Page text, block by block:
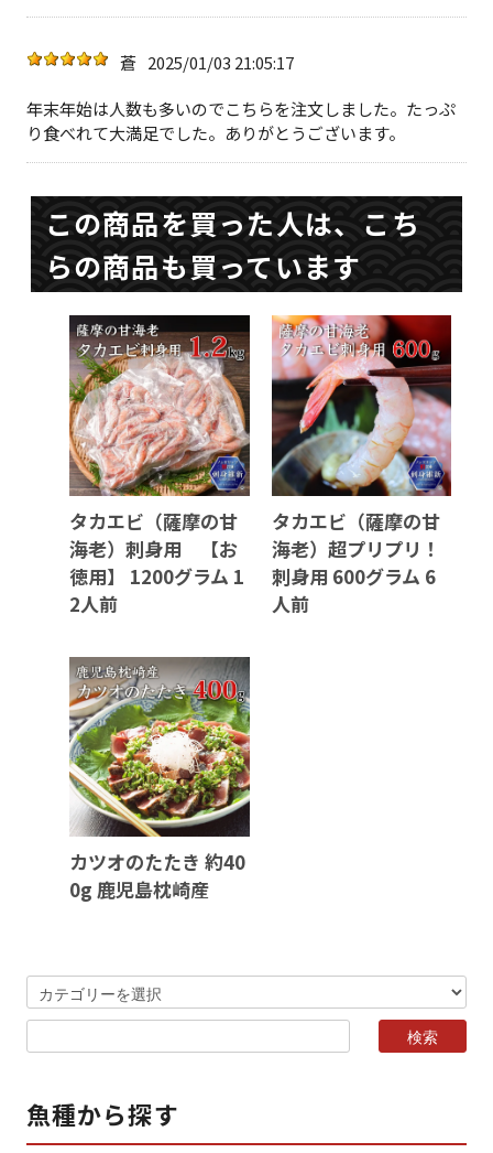
蒼 2025/01/03 21:05:17
年末年始は人数も多いのでこちらを注文しました。たっぷ
り食べれて大満足でした。ありがとうございます。
この商品を買った人は、こち
らの商品も買っています
タカエビ（薩摩の甘
海老）刺身用 【お
徳用】 1200グラム 1
2人前
タカエビ（薩摩の甘
海老）超プリプリ！
刺身用 600グラム 6
人前
カツオのたたき 約40
0g 鹿児島枕崎産
魚種から探す